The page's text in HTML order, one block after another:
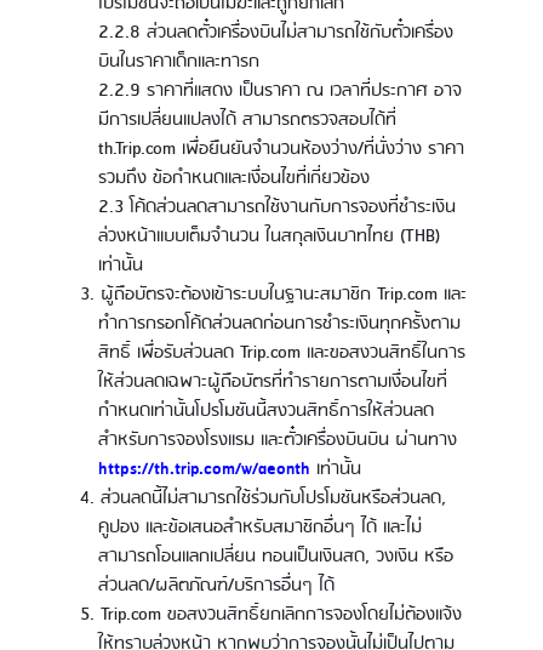
2.2.8 ส่วนลดตั๋วเครื่องบินไม่สามารถใช้กับตั๋วเครื่อง
บินในราคาเด็กและทารก
2.2.9 ราคาที่แสดง เป็นราคา ณ เวลาที่ประกาศ อาจ
มีการเปลี่ยนแปลงได้ สามารถตรวจสอบได้ที่
th.Trip.com เพื่อยืนยันจำนวนห้องว่าง/ที่นั่งว่าง ราคา
รวมถึง ข้อกำหนดและเงื่อนไขที่เกี่ยวข้อง
2.3 โค้ดส่วนลดสามารถใช้งานกับการจองที่ชำระเงิน
ล่วงหน้าแบบเต็มจำนวน ในสกุลเงินบาทไทย (THB)
เท่านั้น
ผู้ถือบัตรจะต้องเข้าระบบในฐานะสมาชิก Trip.com และ
ทำการกรอกโค้ดส่วนลดก่อนการชำระเงินทุกครั้งตาม
สิทธิ์ เพื่อรับส่วนลด Trip.com และขอสงวนสิทธิ์ในการ
ให้ส่วนลดเฉพาะผู้ถือบัตรที่ทำรายการตามเงื่อนไขที่
กำหนดเท่านั้นโปรโมชันนี้สงวนสิทธิ์การให้ส่วนลด
สำหรับการจองโรงแรม และตั๋วเครื่องบินบิน ผ่านทาง
https://th.trip.com/w/aeonth เท่านั้น
ส่วนลดนี้ไม่สามารถใช้ร่วมกับโปรโมชันหรือส่วนลด,
คูปอง และข้อเสนอสำหรับสมาชิกอื่นๆ ได้ และไม่
สามารถโอนแลกเปลี่ยน ทอนเป็นเงินสด, วงเงิน หรือ
ส่วนลด/ผลิตภัณฑ์/บริการอื่นๆ ได้
Trip.com ขอสงวนสิทธิ์ยกเลิกการจองโดยไม่ต้องแจ้ง
ให้ทราบล่วงหน้า หากพบว่าการจองนั้นไม่เป็นไปตาม